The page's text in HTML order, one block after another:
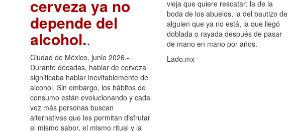
cerveza ya no
depende del
alcohol..
Ciudad de México, junio 2026.-
Durante décadas, hablar de cerveza
significaba hablar inevitablemente de
alcohol. Sin embargo, los hábitos de
consumo están evolucionando y cada
vez más personas buscan
alternativas que les permitan disfrutar
el mismo sabor, el mismo ritual y la
vieja que quiere rescatar: la de la
boda de los abuelos, la del bautizo de
alguien que ya no está, la que llegó
doblada o rayada después de pasar
de mano en mano por años.
Lado.mx